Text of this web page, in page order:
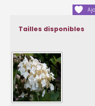
Tailles disponibles